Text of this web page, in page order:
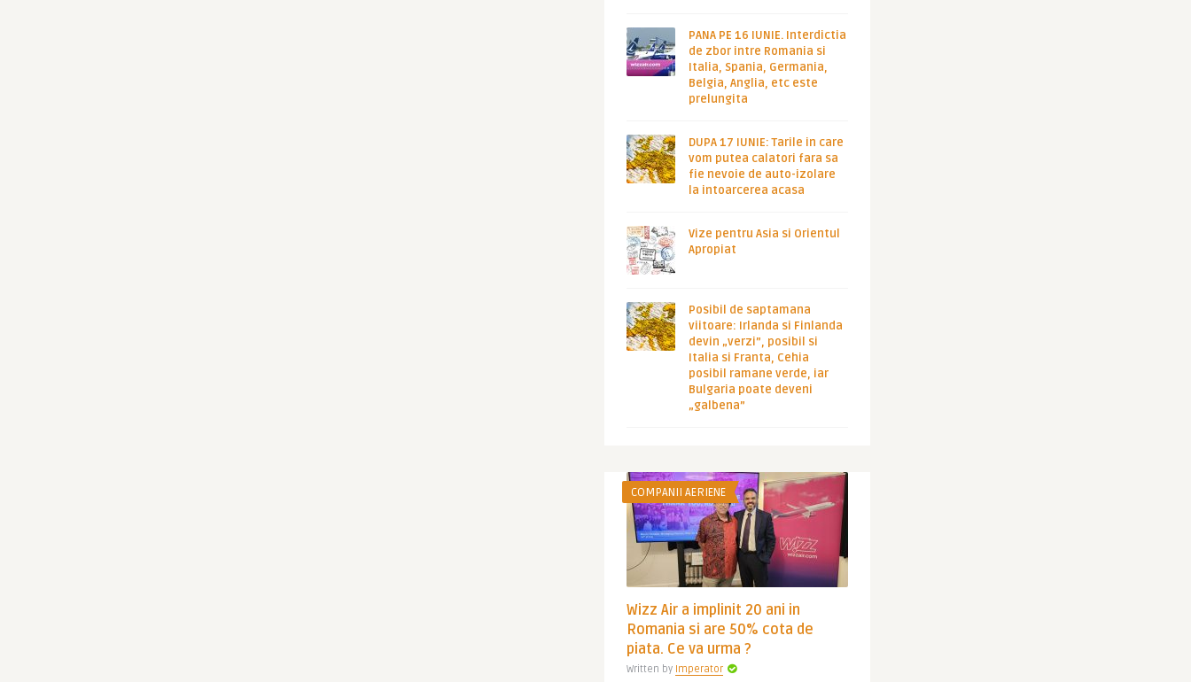
PANA PE 16 IUNIE. Interdictia
de zbor intre Romania si
Italia, Spania, Germania,
Belgia, Anglia, etc este
prelungita
DUPA 17 IUNIE: Tarile in care
vom putea calatori fara sa
fie nevoie de auto-izolare
la intoarcerea acasa
Vize pentru Asia si Orientul
Apropiat
Posibil de saptamana
viitoare: Irlanda si Finlanda
devin „verzi”, posibil si
Italia si Franta, Cehia
posibil ramane verde, iar
Bulgaria poate deveni
„galbena”
COMPANII AERIENE
Wizz Air a implinit 20 ani in
Romania si are 50% cota de
piata. Ce va urma ?
Written by Imperator